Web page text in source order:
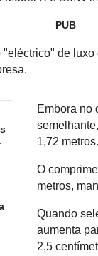
PUB
de
Embora no
1,72 metros.
O
metros,
Quando
aumenta
2,5